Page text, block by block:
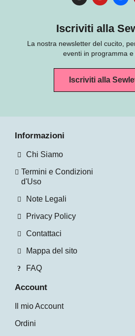
Iscriviti alla
La nostra newsletter del cucito,
eventi in programma e
Iscriviti alla
Informazioni
Chi Siamo
Termini e Condizioni
d'Uso
Note Legali
Privacy Policy
Contattaci
Mappa del sito
FAQ
Account
Il mio Account
Ordini